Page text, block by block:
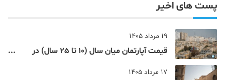
پست های اخیر
19 مرداد 1405
قیمت آپارتمان میان سال (10 تا 25 سال) در
17 مرداد 1405